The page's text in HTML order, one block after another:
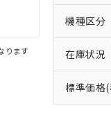
ります
機種区分
在庫状況
標準価格